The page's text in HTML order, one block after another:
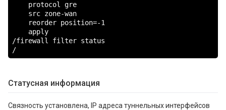
    protocol gre
    src zone-wan
    reorder position=-1
    apply
/firewall filter status
/
Статусная информация
Связность установлена, IP адреса туннельных интерфейсов